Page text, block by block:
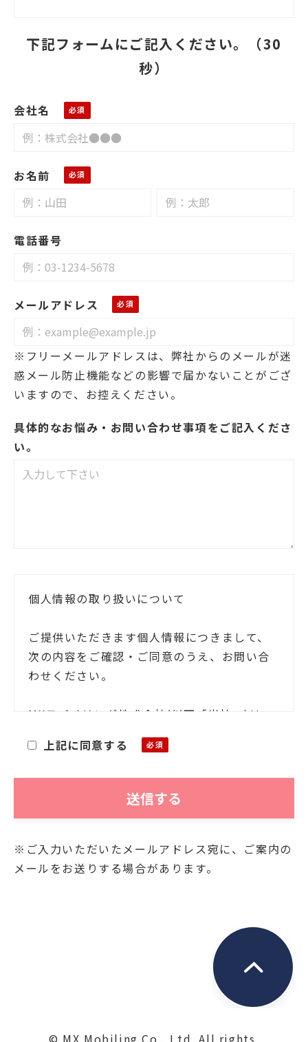
下記フォームにご記入ください。（30
秒）
会社名
お名前
電話番号
メールアドレス
※フリーメールアドレスは、弊社からのメールが迷
惑メール防止機能などの影響で届かないことがござ
いますので、お控えください。
具体的なお悩み・お問い合わせ事項をご記入くださ
い。
個人情報の取り扱いについて
ご提供いただきます個人情報につきまして、
次の内容をご確認・ご同意のうえ、お問い合
わせください。
MXモバイリング株式会社(以下「当社」)は、
お客様ご本人の氏名・住所等の個人情報(以下
「個人情報」)をご提供いただくにあたり、そ
ないことを次の通りお知らせいたします。
お客様よりご提供いただきました個人情報
は、当社において、次の目的にのみ利用させ
・資料発送およびこれに付随する連絡のため
・お問合せに対するご回答の送付のため
上記に同意する
※ご入力いただいたメールアドレス宛に、ご案内の
メールをお送りする場合があります。
© MX Mobiling Co., Ltd. All rights